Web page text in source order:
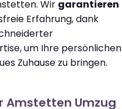
Wir garantieren
Erfahrung, dank
um Ihre persönlichen
Zuhause zu bringen.
Amstetten Umzug